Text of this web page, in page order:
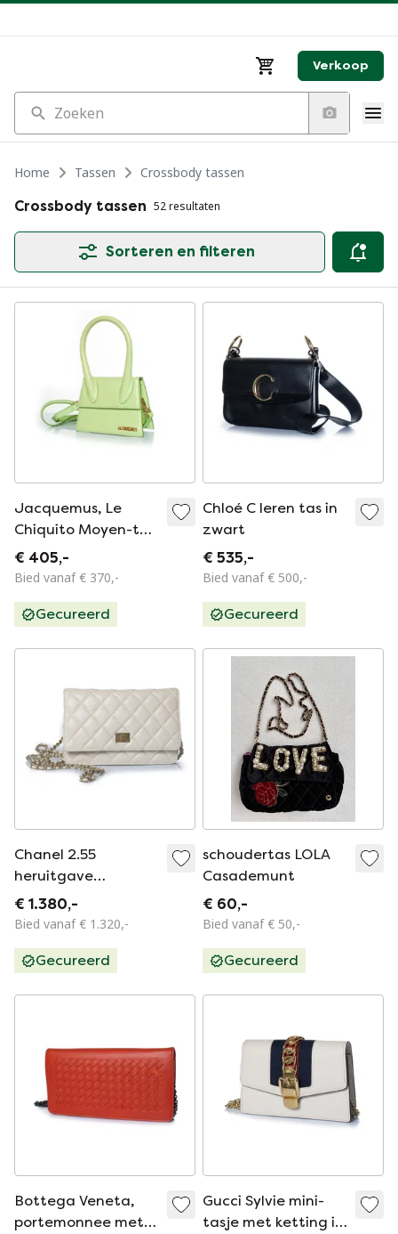
Verkoop
Zoeken
Home Tassen
Crossbody tassen
Crossbody tassen 52 resultaten
Sorteren en filteren
Jacquemus, Le
Chiquito Moyen-tas
van leer
€ 405,-
Bied vanaf € 370,-
Gecureerd
Chloé C leren tas in
zwart
€ 535,-
Bied vanaf € 500,-
Gecureerd
Chanel 2.55
heruitgave
portemonnee met
ketting
€ 1.380,-
Bied vanaf € 1.320,-
Gecureerd
schoudertas LOLA
Casademunt
€ 60,-
Bied vanaf € 50,-
Gecureerd
Bottega Veneta,
portemonnee met
Gucci Sylvie mini-
tasje met ketting in